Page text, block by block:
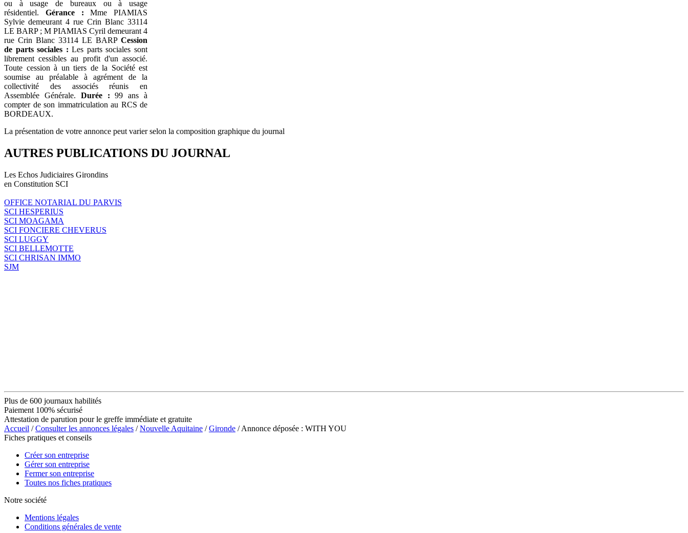
ou à usage de bureaux ou à usage
résidentiel. Gérance : Mme PIAMIAS
Sylvie demeurant 4 rue Crin Blanc 33114
LE BARP ; M PIAMIAS Cyril demeurant 4
rue Crin Blanc 33114 LE BARP Cession
de parts sociales : Les parts sociales sont
librement cessibles au profit d'un associé.
Toute cession à un tiers de la Société est
soumise au préalable à agrément de la
collectivité des associés réunis en
Assemblée Générale. Durée : 99 ans à
compter de son immatriculation au RCS de
BORDEAUX.
La présentation de votre annonce peut varier selon la composition graphique du journal
AUTRES PUBLICATIONS DU JOURNAL
Les Echos Judiciaires Girondins
en Constitution SCI
OFFICE NOTARIAL DU PARVIS
SCI HESPERIUS
SCI MOAGAMA
SCI FONCIERE CHEVERUS
SCI LUGGY
SCI BELLEMOTTE
SCI CHRISAN IMMO
SJM
Plus de 600 journaux habilités
Paiement 100% sécurisé
Attestation de parution pour le greffe immédiate et gratuite
Accueil /Consulter les annonces légales /Nouvelle Aquitaine /Gironde / Annonce déposée : WITH YOU
Fiches pratiques et conseils
Créer son entreprise
Gérer son entreprise
Fermer son entreprise
Toutes nos fiches pratiques
Notre société
Mentions légales
Conditions générales de vente